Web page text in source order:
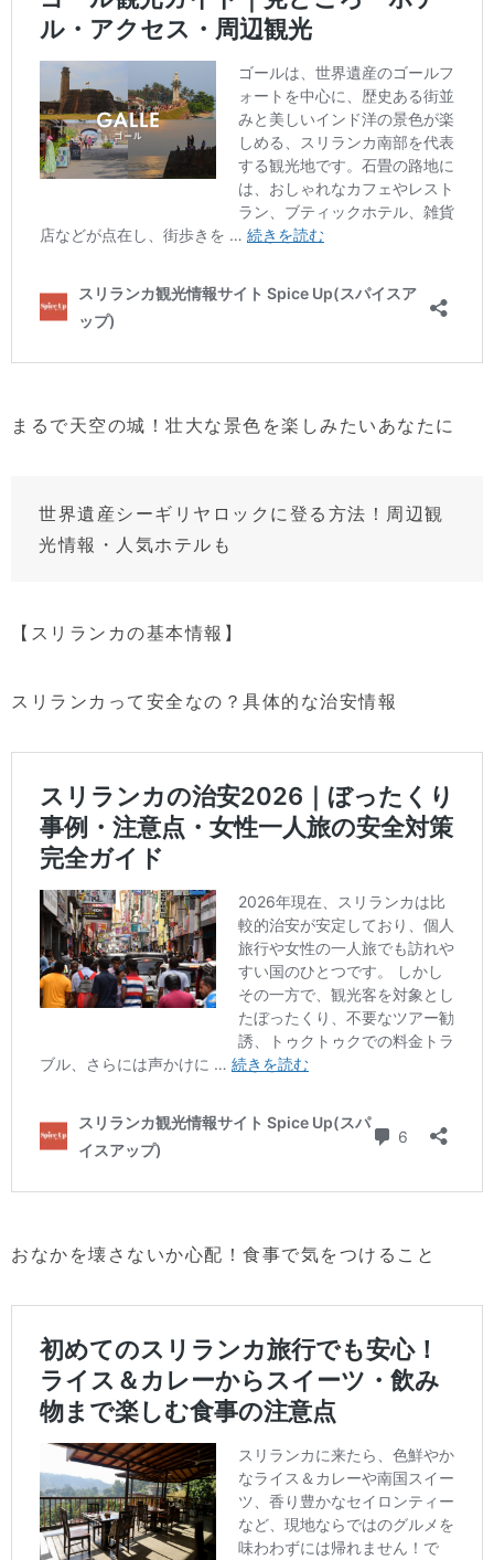
まるで天空の城！壮大な景色を楽しみたいあなたに
世界遺産シーギリヤロックに登る方法！周辺観
光情報・人気ホテルも
【スリランカの基本情報】
スリランカって安全なの？具体的な治安情報
おなかを壊さないか心配！食事で気をつけること